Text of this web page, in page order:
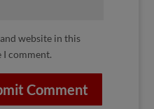
website in this
comment.
Comment